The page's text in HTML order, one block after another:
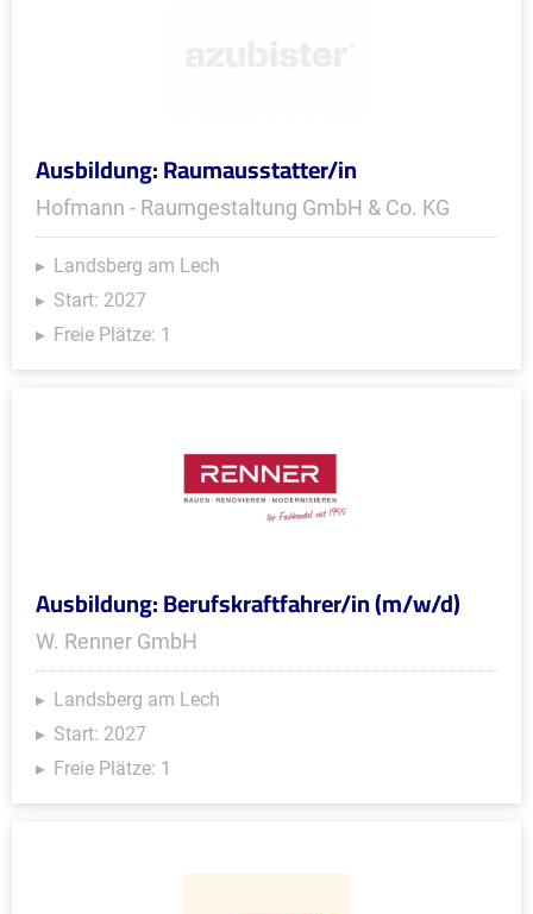
Ausbildung: Raumausstatter/in
Hofmann - Raumgestaltung GmbH & Co. KG
Landsberg am Lech
Start: 2027
Freie Plätze: 1
Ausbildung: Berufskraftfahrer/in (m/w/d)
W. Renner GmbH
Landsberg am Lech
Start: 2027
Freie Plätze: 1